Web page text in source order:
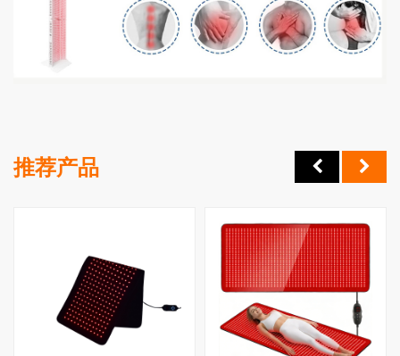
推荐产品